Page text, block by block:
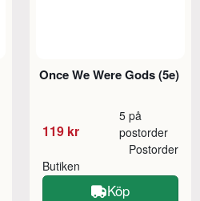
Once We Were Gods (5e)
119 kr
5 på
postorder
Butiken
Postorder
Köp